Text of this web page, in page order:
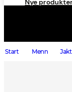
Start Menn